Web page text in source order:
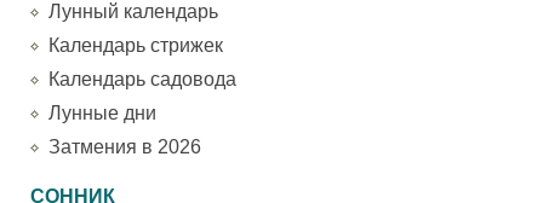
Лунный календарь
Календарь стрижек
Календарь садовода
Лунные дни
Затмения в 2026
СОННИК